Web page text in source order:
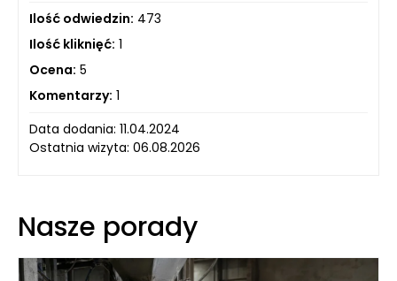
Ilość odwiedzin: 473
Ilość kliknięć: 1
Ocena: 5
Komentarzy: 1
Data dodania: 11.04.2024
Ostatnia wizyta: 06.08.2026
Nasze porady